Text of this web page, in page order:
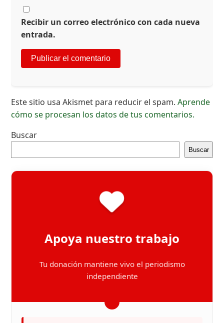
Recibir un correo electrónico con cada nueva
entrada.
Este sitio usa Akismet para reducir el spam.Aprende
cómo se procesan los datos de tus comentarios.
Buscar
Buscar
Apoya nuestro trabajo
Tu donación mantiene vivo el periodismo
independiente